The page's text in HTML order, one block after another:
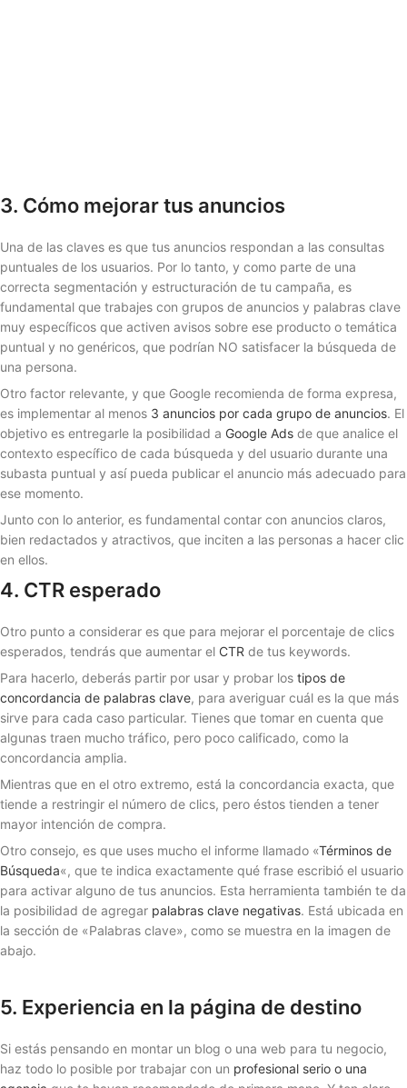
3. Cómo mejorar tus anuncios
Una de las claves es que tus anuncios respondan a las consultas
puntuales de los usuarios. Por lo tanto, y como parte de una
correcta segmentación y estructuración de tu campaña, es
fundamental que trabajes con grupos de anuncios y palabras clave
muy específicos que activen avisos sobre ese producto o temática
puntual y no genéricos, que podrían NO satisfacer la búsqueda de
una persona.
Otro factor relevante, y que Google recomienda de forma expresa,
es implementar al menos 3 anuncios por cada grupo de anuncios. El
objetivo es entregarle la posibilidad a Google Ads de que analice el
contexto específico de cada búsqueda y del usuario durante una
subasta puntual y así pueda publicar el anuncio más adecuado para
ese momento.
Junto con lo anterior, es fundamental contar con anuncios claros,
bien redactados y atractivos, que inciten a las personas a hacer clic
en ellos.
4. CTR esperado
Otro punto a considerar es que para mejorar el porcentaje de clics
esperados, tendrás que aumentar el CTR de tus keywords.
Para hacerlo, deberás partir por usar y probar los tipos de
concordancia de palabras clave, para averiguar cuál es la que más
sirve para cada caso particular. Tienes que tomar en cuenta que
algunas traen mucho tráfico, pero poco calificado, como la
concordancia amplia.
Mientras que en el otro extremo, está la concordancia exacta, que
tiende a restringir el número de clics, pero éstos tienden a tener
mayor intención de compra.
Otro consejo, es que uses mucho el informe llamado «Términos de
Búsqueda«, que te indica exactamente qué frase escribió el usuario
para activar alguno de tus anuncios. Esta herramienta también te da
la posibilidad de agregar palabras clave negativas. Está ubicada en
la sección de «Palabras clave», como se muestra en la imagen de
abajo.
5. Experiencia en la página de destino
Si estás pensando en montar un blog o una web para tu negocio,
haz todo lo posible por trabajar con un profesional serio o una